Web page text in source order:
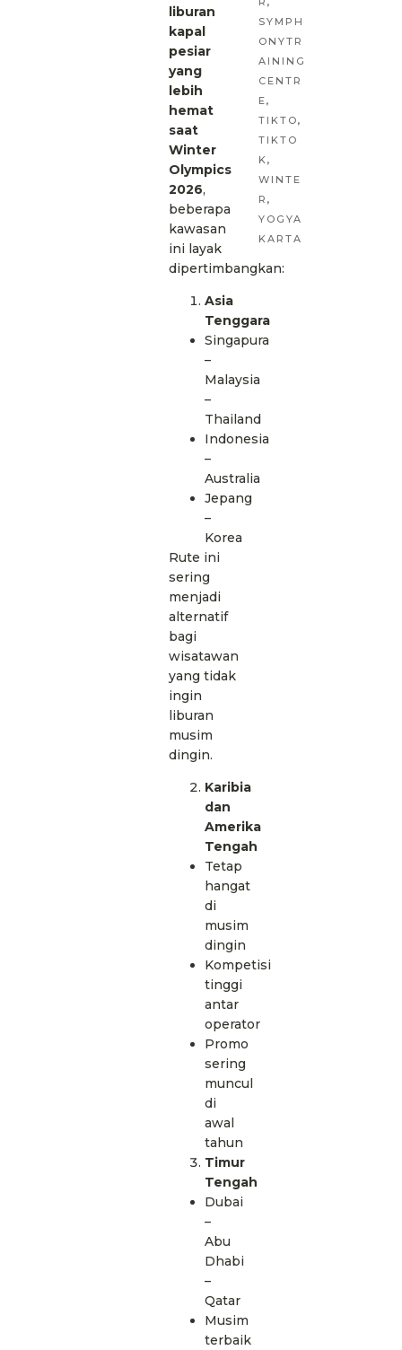
liburan
kapal
pesiar
yang
lebih
hemat
saat
Winter
Olympics
2026,
beberapa
kawasan
ini layak
dipertimbangkan:
Asia
Tenggara
Singapura
–
Malaysia
–
Thailand
Indonesia
–
Australia
Jepang
–
Korea
Rute ini
sering
menjadi
alternatif
bagi
wisatawan
yang tidak
ingin
liburan
musim
dingin.
Karibia
dan
Amerika
Tengah
Tetap
hangat
di
musim
dingin
Kompetisi
tinggi
antar
operator
Promo
sering
muncul
di
awal
tahun
Timur
Tengah
Dubai
–
Abu
Dhabi
–
Qatar
Musim
terbaik
SYMPH
ONYTR
AINING
CENTR
E,
TIKTO,
TIKTO
K ,
WINTE
R ,
YOGYA
KARTA